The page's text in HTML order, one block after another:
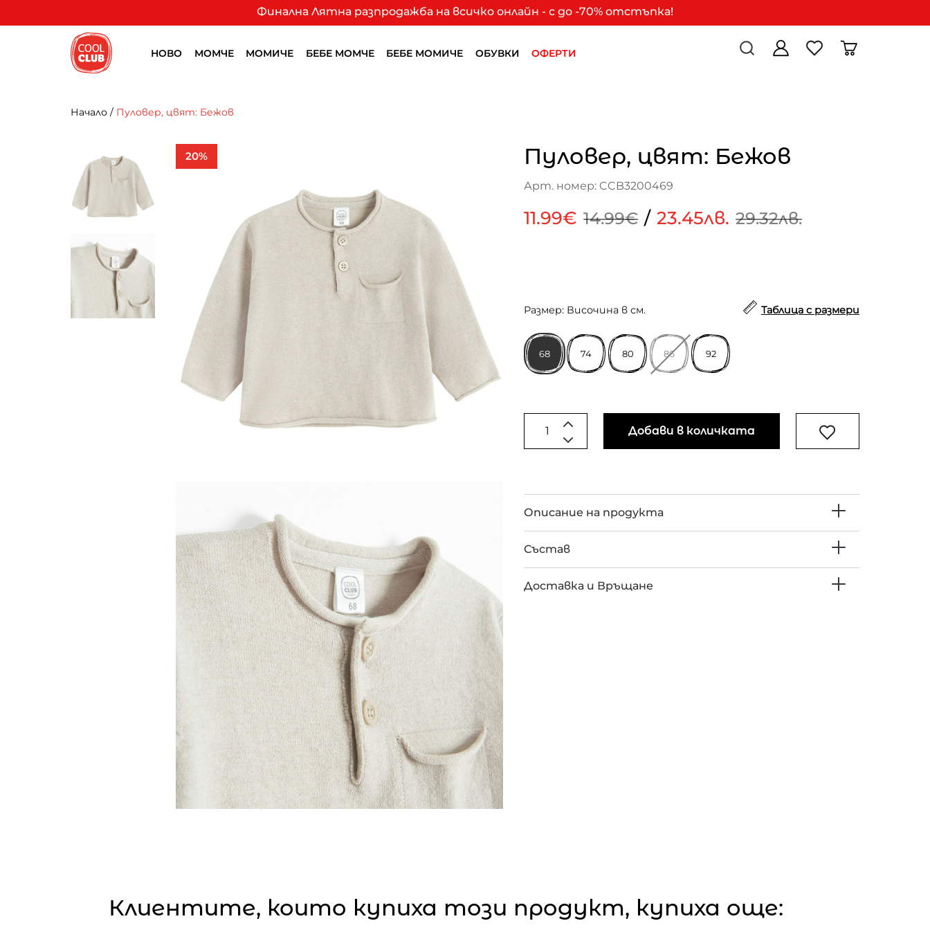
Финална Лятна разпродажба на всичко онлайн - с до -70% отстъпка!
НОВО МОМЧЕ МОМИЧЕ БЕБЕ МОМЧЕ БЕБЕ МОМИЧЕ ОБУВКИ ОФЕРТИ
Начало / Пуловер, цвят: Бежов
20% Пуловер, цвят: Бежов
Арт. номер: CCB3200469
11.99€ 14.99€ / 23.45лв. 29.32лв.
Размер: Височина в см. Таблица с размери
68 74 80 86 92
Добави в количката
Описание на продукта
Състав
Доставка и Връщане
Клиентите, които купиха този продукт, купиха още: